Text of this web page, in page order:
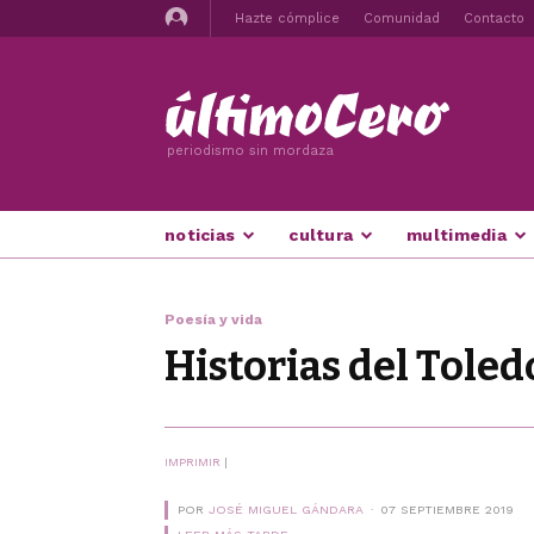
Hazte cómplice Comunidad Contacto
periodismo sin mordaza
noticias cultura multimedia
Poesía y vida
Historias del
IMPRIMIR |
POR JOSÉ MIGUEL GÁNDARA
07 SEPTIEMBRE 2019